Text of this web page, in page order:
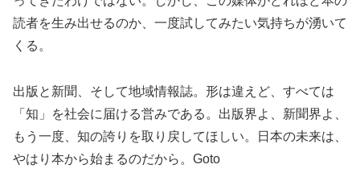
読者を生み出せるのか、一度試してみたい気持ちが湧いて
くる。
出版と新聞、そして地域情報誌。形は違えど、すべては
「知」を社会に届ける営みである。出版界よ、新聞界よ、
もう一度、知の誇りを取り戻してほしい。日本の未来は、
やはり本から始まるのだから。Goto